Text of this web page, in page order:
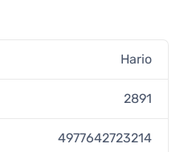
Hario
2891
4977642723214